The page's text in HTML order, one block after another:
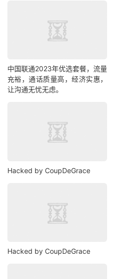
中国联通2023年优选套餐，流量
充裕，通话质量高，经济实惠，
让沟通无忧无虑。
Hacked by CoupDeGrace
Hacked by CoupDeGrace